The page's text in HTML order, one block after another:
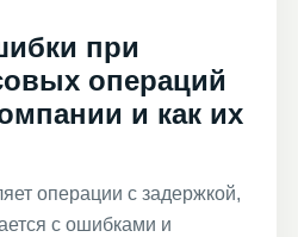
при
операций
и как их
операции с задержкой,
с ошибками и